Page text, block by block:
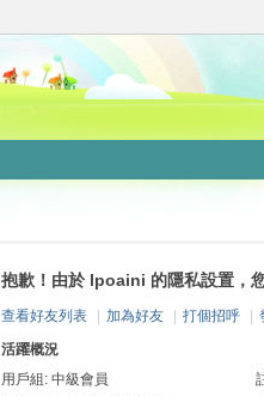
抱歉！由於 lpoaini 的隱私設置，
查看好友列表 加為好友 打個招呼
活躍概況
用戶組: 中級會員